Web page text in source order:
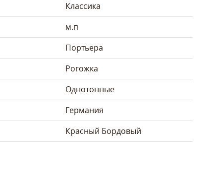
Классика
м.п
Портьера
Рогожка
Однотонные
Германия
Красный Бордовый